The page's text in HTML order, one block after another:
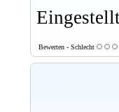
Bewerten - Schlecht